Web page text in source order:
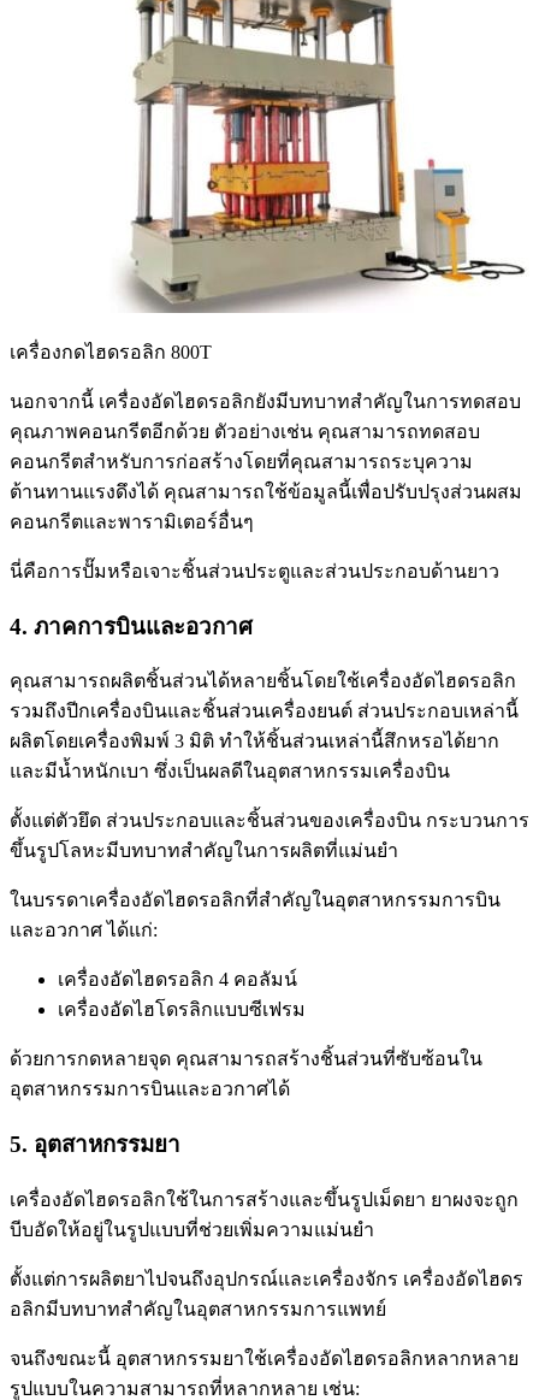
เครื่องกดไฮดรอลิก 800T
นอกจากนี้ เครื่องอัดไฮดรอลิกยังมีบทบาทสำคัญในการทดสอบ
คุณภาพคอนกรีตอีกด้วย ตัวอย่างเช่น คุณสามารถทดสอบ
คอนกรีตสำหรับการก่อสร้างโดยที่คุณสามารถระบุความ
ต้านทานแรงดึงได้ คุณสามารถใช้ข้อมูลนี้เพื่อปรับปรุงส่วนผสม
คอนกรีตและพารามิเตอร์อื่นๆ
นี่คือการปั๊มหรือเจาะชิ้นส่วนประตูและส่วนประกอบด้านยาว
4. ภาคการบินและอวกาศ
คุณสามารถผลิตชิ้นส่วนได้หลายชิ้นโดยใช้เครื่องอัดไฮดรอลิก
รวมถึงปีกเครื่องบินและชิ้นส่วนเครื่องยนต์ ส่วนประกอบเหล่านี้
ผลิตโดยเครื่องพิมพ์ 3 มิติ ทำให้ชิ้นส่วนเหล่านี้สึกหรอได้ยาก
และมีน้ำหนักเบา ซึ่งเป็นผลดีในอุตสาหกรรมเครื่องบิน
ตั้งแต่ตัวยึด ส่วนประกอบและชิ้นส่วนของเครื่องบิน กระบวนการ
ขึ้นรูปโลหะมีบทบาทสำคัญในการผลิตที่แม่นยำ
ในบรรดาเครื่องอัดไฮดรอลิกที่สำคัญในอุตสาหกรรมการบิน
และอวกาศ ได้แก่:
เครื่องอัดไฮดรอลิก 4 คอลัมน์
เครื่องอัดไฮโดรลิกแบบซีเฟรม
ด้วยการกดหลายจุด คุณสามารถสร้างชิ้นส่วนที่ซับซ้อนใน
อุตสาหกรรมการบินและอวกาศได้
5. อุตสาหกรรมยา
เครื่องอัดไฮดรอลิกใช้ในการสร้างและขึ้นรูปเม็ดยา ยาผงจะถูก
บีบอัดให้อยู่ในรูปแบบที่ช่วยเพิ่มความแม่นยำ
ตั้งแต่การผลิตยาไปจนถึงอุปกรณ์และเครื่องจักร เครื่องอัดไฮดร
อลิกมีบทบาทสำคัญในอุตสาหกรรมการแพทย์
จนถึงขณะนี้ อุตสาหกรรมยาใช้เครื่องอัดไฮดรอลิกหลากหลาย
รูปแบบในความสามารถที่หลากหลาย เช่น: